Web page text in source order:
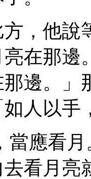
，他說
在那邊
邊。」
人以手
當應看
看月亮